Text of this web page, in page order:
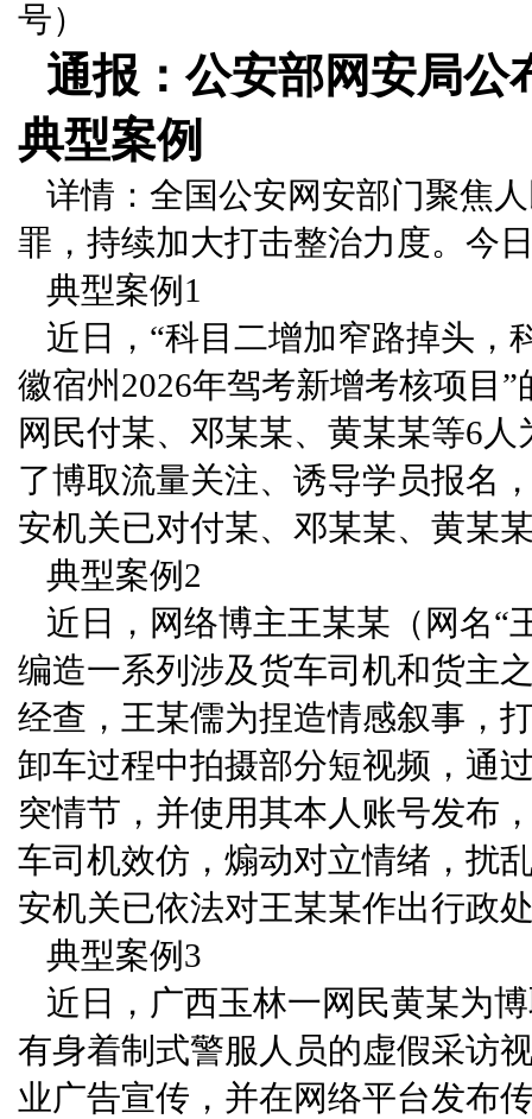
号）
通报：公安部网安局公
典型案例
详情：全国公安网安部门聚焦
罪，持续加大打击整治力度。今
典型案例1
近日，“科目二增加窄路掉头
徽宿州2026年驾考新增考核项目
网民付某、邓某某、黄某某等6
了博取流量关注、诱导学员报名
安机关已对付某、邓某某、黄某
典型案例2
近日，网络博主王某某（网名“
编造一系列涉及货车司机和货主
经查，王某儒为捏造情感叙事，
卸车过程中拍摄部分短视频，通
突情节，并使用其本人账号发布
车司机效仿，煽动对立情绪，扰
安机关已依法对王某某作出行政
典型案例3
近日，广西玉林一网民黄某为
有身着制式警服人员的虚假采访
业广告宣传，并在网络平台发布